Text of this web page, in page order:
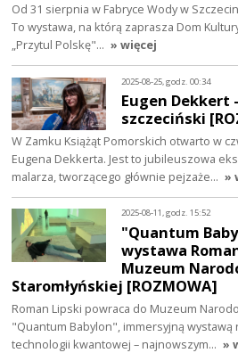
Od 31 sierpnia w Fabryce Wody w
To wystawa, na którą zaprasza Dom
„Przytul Polskę"… » więcej
2025-08-25, godz. 00:34
Eugen Dekkert
szczeciński
W Zamku Książąt Pomorskich otwarto w
Eugena Dekkerta. Jest to jubileuszowa
malarza, tworzącego głównie pejzaże… »
2025-08-11, godz. 15:52
"Quantum
wystawa
Muzeum
Staromłyńskiej [ROZMOWA]
Roman Lipski powraca do Muzeum
"Quantum Babylon", immersyjną
technologii kwantowej – najnowszym… »